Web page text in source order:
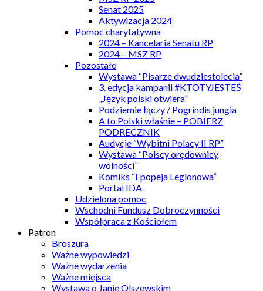
Senat 2025
Aktywizacja 2024
Pomoc charytatywna
2024 – Kancelaria Senatu RP
2024 – MSZ RP
Pozostałe
Wystawa “Pisarze dwudziestolecia”
3. edycja kampanii #KTOTYJESTEŚ
„Język polski otwiera”
Podziemie łączy / Pogrindis jungia
A to Polski właśnie – POBIERZ
PODRECZNIK
Audycje “Wybitni Polacy II RP”
Wystawa “Polscy orędownicy
wolności”
Komiks “Epopeja Legionowa”
Portal IDA
Udzielona pomoc
Wschodni Fundusz Dobroczynności
Współpraca z Kościołem
Patron
Broszura
Ważne wypowiedzi
Ważne wydarzenia
Ważne miejsca
Wystawa o Janie Olszewskim